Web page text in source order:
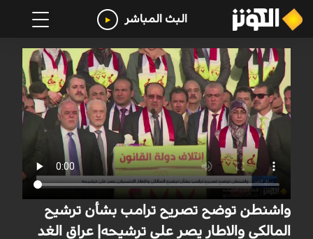
البث المباشر
واشنطن توضح تصريح ترامب بشأن ترشيح
المالكي والاطار يصر على ترشيحه| عراق الغد